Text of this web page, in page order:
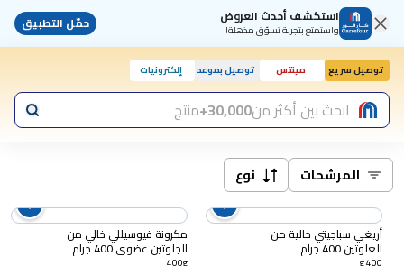
استكشف أحدث العروض
واستمتع بتجربة تسوّق مذهلة! حمّل التطبيق
توصيل سريع مينتس توصيل بموعد إلكترونيات
ابحث بين أكثر من30,000+ منتج
المرشحات نوع
أريغي سباجيتي خالية من
الغلوتين 400 جرام
مكرونة فيوسيللي خالي من
الجلوتين عضوي 400 جرام